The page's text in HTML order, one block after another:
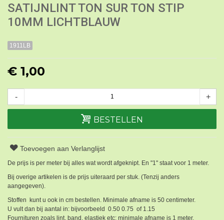
SATIJNLINT TON SUR TON STIP
10MM LICHTBLAUW
1911LB
€ 1,00
- +
BESTELLEN
Toevoegen aan Verlanglijst
De prijs is per meter bij alles wat wordt afgeknipt. En "1" staat voor 1 meter.
Bij overige artikelen is de prijs uiteraard per stuk. (Tenzij anders
aangegeven).
Stoffen kunt u ook in cm bestellen. Minimale afname is 50 centimeter.
U vult dan bij aantal in: bijvoorbeeld 0.50 0.75 of 1.15
Fournituren zoals lint, band, elastiek etc: minimale afname is 1 meter.